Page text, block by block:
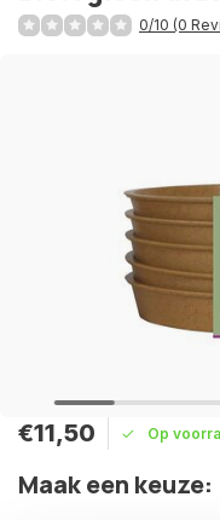
0/10 (0
€11,50 Op
Maak een keuze: